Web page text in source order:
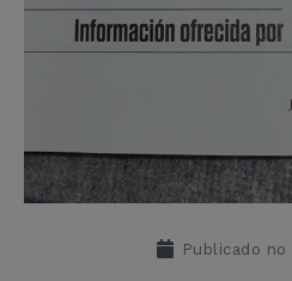
Publicado no